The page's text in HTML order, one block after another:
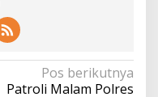
Pos berikutnya
Patroli Malam Polres